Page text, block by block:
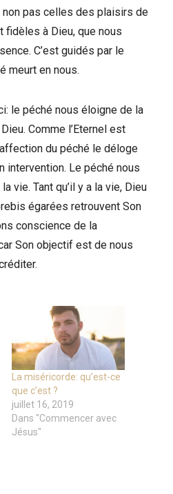
pas celles des plaisirs de
fidèles à Dieu, que nous
C’est guidés par le
meurt en nous.
le péché nous éloigne de la
Comme l’Eternel est
du péché le déloge
intervention. Le péché nous
vie. Tant qu’il y a la vie, Dieu
égarées retrouvent Son
conscience de la
Son objectif est de nous
La miséricorde: qu’est-ce
que c’est ?
juillet 16, 2019
Dans "Commencer avec
Jésus"